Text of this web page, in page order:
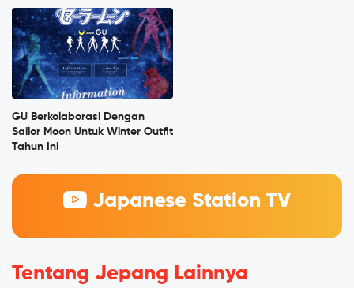
GU Berkolaborasi Dengan
Sailor Moon Untuk Winter Outfit
Tahun Ini
Japanese Station TV
Tentang Jepang Lainnya